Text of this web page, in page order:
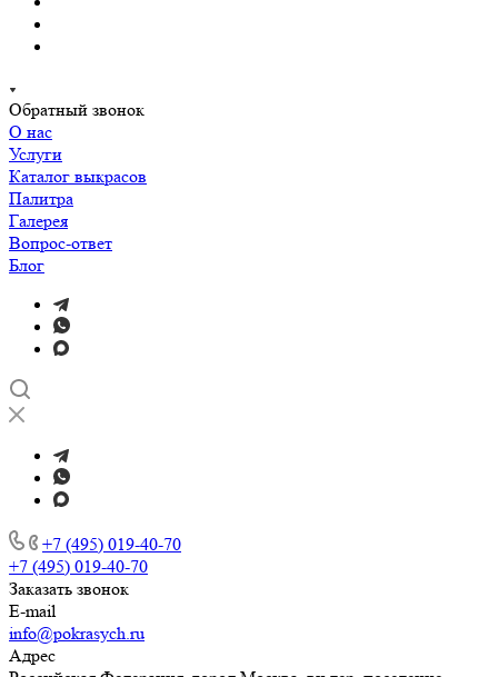
Обратный звонок
О нас
Услуги
Каталог выкрасов
Палитра
Галерея
Вопрос-ответ
Блог
+7 (495) 019-40-70
+7 (495) 019-40-70
Заказать звонок
E-mail
info@pokrasych.ru
Адрес